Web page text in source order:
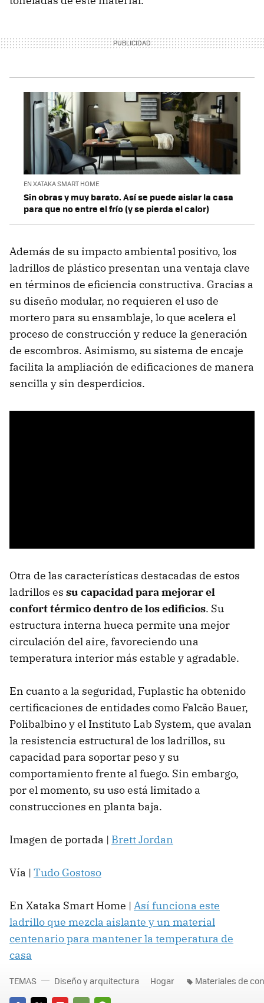
EN XATAKA SMART HOME
Sin obras y muy barato. Así se puede aislar la casa
para que no entre el frío (y se pierda el calor)
Además de su impacto ambiental positivo, los
ladrillos de plástico presentan una ventaja clave
en términos de eficiencia constructiva. Gracias a
su diseño modular, no requieren el uso de
mortero para su ensamblaje, lo que acelera el
proceso de construcción y reduce la generación
de escombros. Asimismo, su sistema de encaje
facilita la ampliación de edificaciones de manera
sencilla y sin desperdicios.
Otra de las características destacadas de estos
ladrillos es su capacidad para mejorar el
confort térmico dentro de los edificios. Su
estructura interna hueca permite una mejor
circulación del aire, favoreciendo una
temperatura interior más estable y agradable.
En cuanto a la seguridad, Fuplastic ha obtenido
certificaciones de entidades como Falcão Bauer,
Polibalbino y el Instituto Lab System, que avalan
la resistencia estructural de los ladrillos, su
capacidad para soportar peso y su
comportamiento frente al fuego. Sin embargo,
por el momento, su uso está limitado a
construcciones en planta baja.
Imagen de portada | Brett Jordan
Vía | Tudo Gostoso
En Xataka Smart Home | Así funciona este
ladrillo que mezcla aislante y un material
centenario para mantener la temperatura de
casa
TEMAS Diseño y arquitectura Hogar Materiales de